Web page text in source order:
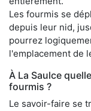
Les fourmis se
depuis leur nid,
pourrez
l'emplacement de
À La Saulce
fourmis ?
Le savoir-faire se